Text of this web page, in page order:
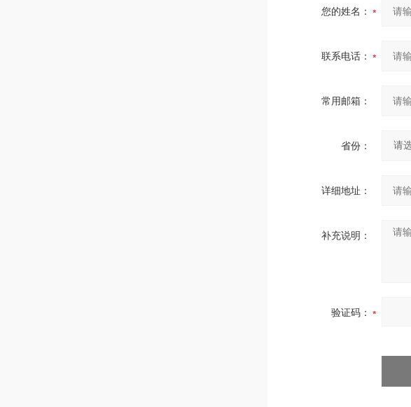
您的姓名：
联系电话：
常用邮箱：
省份：
详细地址：
补充说明：
验证码：